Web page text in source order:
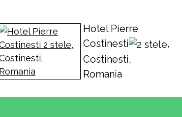
Hotel Pierre
Costinesti
,
Costinesti,
Romania